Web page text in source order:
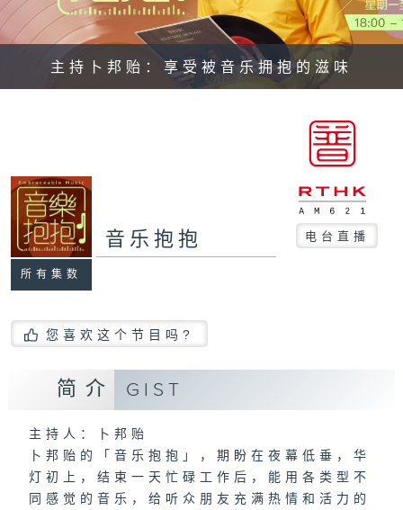
主持卜邦贻：享受被音乐拥抱的滋味
所有集数
音乐抱抱 电台直播
您喜欢这个节目吗?
简介 GIST
主持人：卜邦贻
卜邦贻的「音乐抱抱」，期盼在夜幕低垂，华
灯初上，结束一天忙碌工作后，能用各类型不
同感觉的音乐，给听众朋友充满热情和活力的